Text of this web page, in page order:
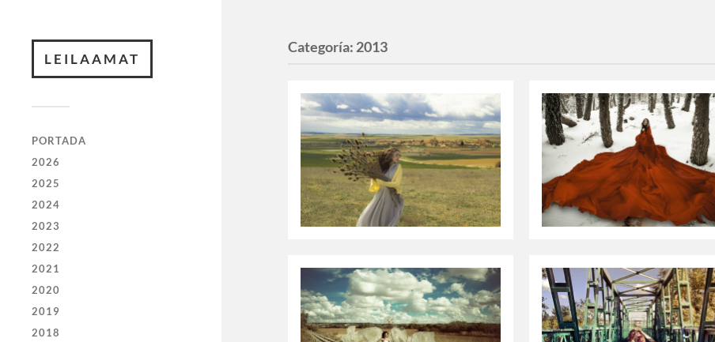
LEILAAMAT
PORTADA
2026
2025
2024
2023
2022
2021
2020
2019
2018
Categoría: 2013